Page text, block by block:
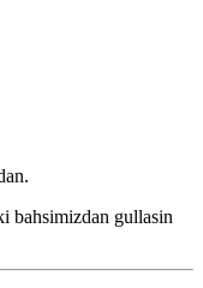
bahsimizdan gullasin